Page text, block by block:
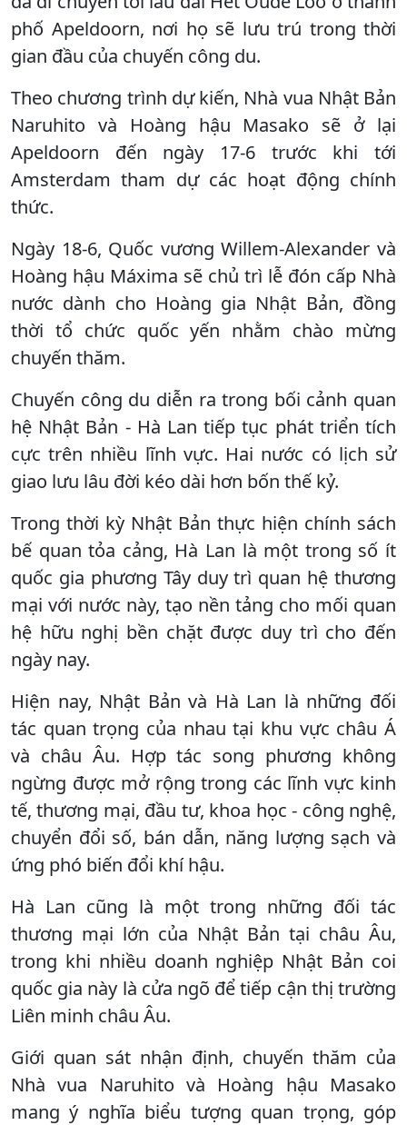
phố Apeldoorn, nơi họ sẽ lưu trú trong thời
gian đầu của chuyến công du.
Theo chương trình dự kiến, Nhà vua Nhật Bản
Naruhito và Hoàng hậu Masako sẽ ở lại
Apeldoorn đến ngày 17-6 trước khi tới
Amsterdam tham dự các hoạt động chính
thức.
Ngày 18-6, Quốc vương Willem-Alexander và
Hoàng hậu Máxima sẽ chủ trì lễ đón cấp Nhà
nước dành cho Hoàng gia Nhật Bản, đồng
thời tổ chức quốc yến nhằm chào mừng
chuyến thăm.
Chuyến công du diễn ra trong bối cảnh quan
hệ Nhật Bản - Hà Lan tiếp tục phát triển tích
cực trên nhiều lĩnh vực. Hai nước có lịch sử
giao lưu lâu đời kéo dài hơn bốn thế kỷ.
Trong thời kỳ Nhật Bản thực hiện chính sách
bế quan tỏa cảng, Hà Lan là một trong số ít
quốc gia phương Tây duy trì quan hệ thương
mại với nước này, tạo nền tảng cho mối quan
hệ hữu nghị bền chặt được duy trì cho đến
ngày nay.
Hiện nay, Nhật Bản và Hà Lan là những đối
tác quan trọng của nhau tại khu vực châu Á
và châu Âu. Hợp tác song phương không
ngừng được mở rộng trong các lĩnh vực kinh
tế, thương mại, đầu tư, khoa học - công nghệ,
chuyển đổi số, bán dẫn, năng lượng sạch và
ứng phó biến đổi khí hậu.
Hà Lan cũng là một trong những đối tác
thương mại lớn của Nhật Bản tại châu Âu,
trong khi nhiều doanh nghiệp Nhật Bản coi
quốc gia này là cửa ngõ để tiếp cận thị trường
Liên minh châu Âu.
Giới quan sát nhận định, chuyến thăm của
Nhà vua Naruhito và Hoàng hậu Masako
mang ý nghĩa biểu tượng quan trọng, góp